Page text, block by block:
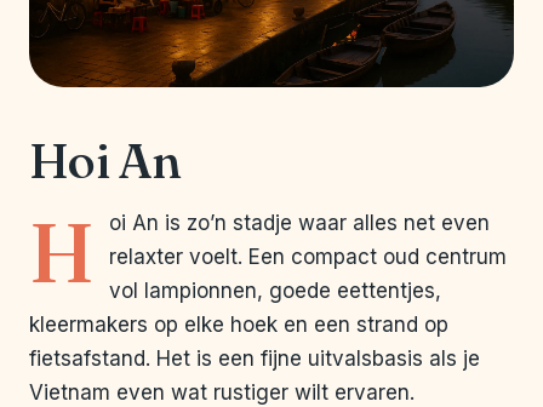
Hoi An
H
oi An is zo’n stadje waar alles net even
relaxter voelt. Een compact oud centrum
vol lampionnen, goede eettentjes,
kleermakers op elke hoek en een strand op
fietsafstand. Het is een fijne uitvalsbasis als je
Vietnam even wat rustiger wilt ervaren.